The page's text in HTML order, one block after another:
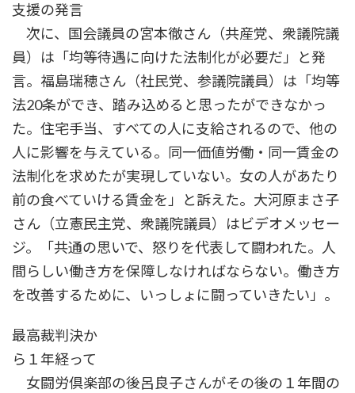
支援の発言
次に、国会議員の宮本徹さん（共産党、衆議院議
員）は「均等待遇に向けた法制化が必要だ」と発
言。福島瑞穂さん（社民党、参議院議員）は「均等
法20条ができ、踏み込めると思ったができなかっ
た。住宅手当、すべての人に支給されるので、他の
人に影響を与えている。同一価値労働・同一賃金の
法制化を求めたが実現していない。女の人があたり
前の食べていける賃金を」と訴えた。大河原まさ子
さん（立憲民主党、衆議院議員）はビデオメッセー
ジ。「共通の思いで、怒りを代表して闘われた。人
間らしい働き方を保障しなければならない。働き方
を改善するために、いっしょに闘っていきたい」。
最高裁判決か
ら１年経って
女闘労倶楽部の後呂良子さんがその後の１年間の